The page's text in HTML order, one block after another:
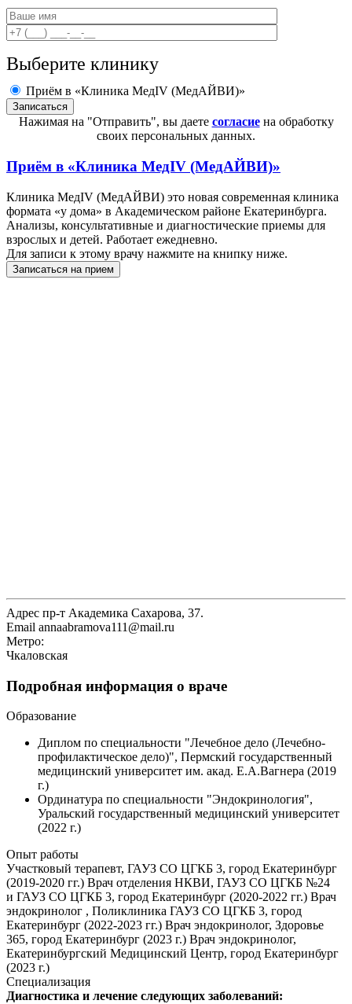
Выберите клинику
Приём в «Клиника МедIV (МедАЙВИ)»
Нажимая на "Отправить", вы даете согласиена обработку
своих персональных данных.
Приём в «Клиника МедIV (МедАЙВИ)»
Клиника МедIV (МедАЙВИ) это новая современная клиника
формата «у дома» в Академическом районе Екатеринбурга.
Анализы, консультативные и диагностические приемы для
взрослых и детей. Работает ежедневно.
Для записи к этому врачу нажмите на книпку ниже.
Записаться на прием
Адрес пр-т Академика Сахарова, 37.
Email annaabramova111@mail.ru
Метро:
Чкаловская
Подробная информация о враче
Образование
Диплом по специальности "Лечебное дело (Лечебно-
профилактическое дело)", Пермский государственный
медицинский университет им. акад. Е.А.Вагнера (2019
г.)
Ординатура по специальности "Эндокринология",
Уральский государственный медицинский университет
(2022 г.)
Опыт работы
Участковый терапевт, ГАУЗ СО ЦГКБ 3, город Екатеринбург
(2019-2020 гг.) Врач отделения НКВИ, ГАУЗ СО ЦГКБ №24
и ГАУЗ СО ЦГКБ 3, город Екатеринбург (2020-2022 гг.) Врач
эндокринолог , Поликлиника ГАУЗ СО ЦГКБ 3, город
Екатеринбург (2022-2023 гг.) Врач эндокринолог, Здоровье
365, город Екатеринбург (2023 г.) Врач эндокринолог,
Екатеринбургский Медицинский Центр, город Екатеринбург
(2023 г.)
Специализация
Диагностика и лечение следующих заболеваний: